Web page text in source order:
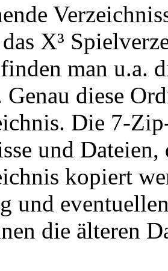
X³
man u.a.
diese
Die 7-
und Dateien,
kopiert
und
die älteren